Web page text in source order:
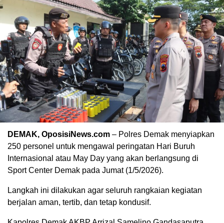
DEMAK, OposisiNews.com – Polres Demak menyiapkan
250 personel untuk mengawal peringatan Hari Buruh
Internasional atau May Day yang akan berlangsung di
Sport Center Demak pada Jumat (1/5/2026).
Langkah ini dilakukan agar seluruh rangkaian kegiatan
berjalan aman, tertib, dan tetap kondusif.